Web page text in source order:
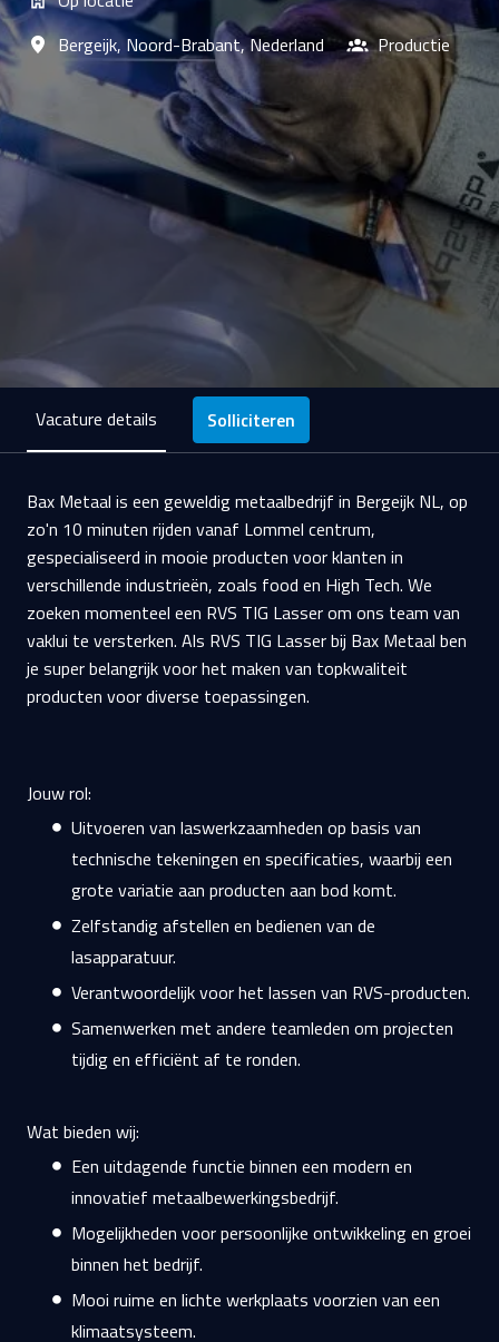
Bergeijk, Noord-Brabant,Nederland Productie
Vacature details Solliciteren
Bax Metaal is een geweldig metaalbedrijf in Bergeijk NL, op
zo'n 10 minuten rijden vanaf Lommel centrum,
gespecialiseerd in mooie producten voor klanten in
verschillende industrieën, zoals food en High Tech. We
zoeken momenteel een RVS TIG Lasser om ons team van
vaklui te versterken. Als RVS TIG Lasser bij Bax Metaal ben
je super belangrijk voor het maken van topkwaliteit
producten voor diverse toepassingen.
Jouw rol:
Uitvoeren van laswerkzaamheden op basis van
technische tekeningen en specificaties, waarbij een
grote variatie aan producten aan bod komt.
Zelfstandig afstellen en bedienen van de
lasapparatuur.
Verantwoordelijk voor het lassen van RVS-producten.
Samenwerken met andere teamleden om projecten
tijdig en efficiënt af te ronden.
Wat bieden wij:
Een uitdagende functie binnen een modern en
innovatief metaalbewerkingsbedrijf.
Mogelijkheden voor persoonlijke ontwikkeling en groei
binnen het bedrijf.
Mooi ruime en lichte werkplaats voorzien van een
klimaatsysteem.